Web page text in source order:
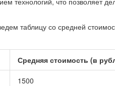
таблицу со средней
Средняя стоимость (в
1500